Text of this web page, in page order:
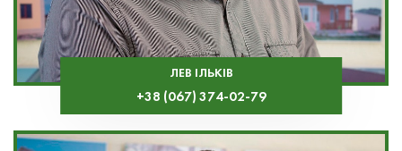
ЛЕВ ІЛЬКІВ
+38 (067) 374-02-79